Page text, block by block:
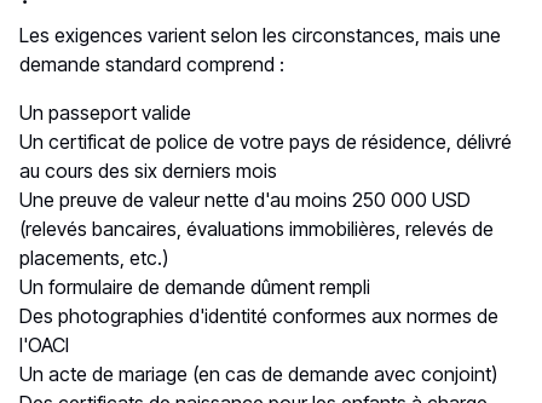
Les exigences varient selon les circonstances, mais une
demande standard comprend :
Un passeport valide
Un certificat de police de votre pays de résidence, délivré
au cours des six derniers mois
Une preuve de valeur nette d'au moins 250 000 USD
(relevés bancaires, évaluations immobilières, relevés de
placements, etc.)
Un formulaire de demande dûment rempli
Des photographies d'identité conformes aux normes de
l'OACI
Un acte de mariage (en cas de demande avec conjoint)